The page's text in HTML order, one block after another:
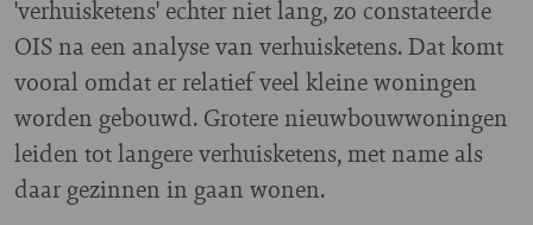
'verhuisketens' echter niet lang, zo constateerde
OIS na een analyse van verhuisketens. Dat komt
vooral omdat er relatief veel kleine woningen
worden gebouwd. Grotere nieuwbouwwoningen
leiden tot langere verhuisketens, met name als
daar gezinnen in gaan wonen.